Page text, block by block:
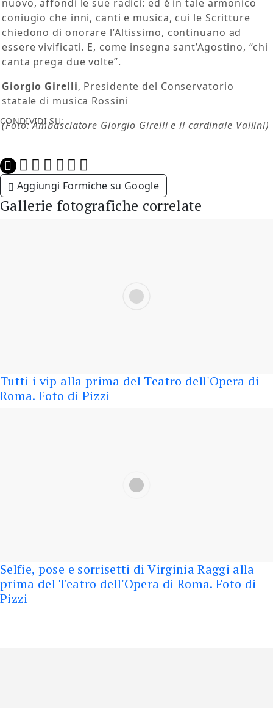
nuovo, affondi le sue radici: ed è in tale armonico
coniugio che inni, canti e musica, cui le Scritture
chiedono di onorare l’Altissimo, continuano ad
essere vivificati. E, come insegna sant’Agostino, “chi
canta prega due volte”.
Giorgio Girelli, Presidente del Conservatorio
statale di musica Rossini
(Foto: Ambasciatore Giorgio Girelli e il cardinale Vallini)
CONDIVIDI SU:
Aggiungi Formiche su Google
Gallerie fotografiche correlate
Tutti i vip alla prima del Teatro dell'Opera di
Roma. Foto di Pizzi
Selfie, pose e sorrisetti di Virginia Raggi alla
prima del Teatro dell'Opera di Roma. Foto di
Pizzi